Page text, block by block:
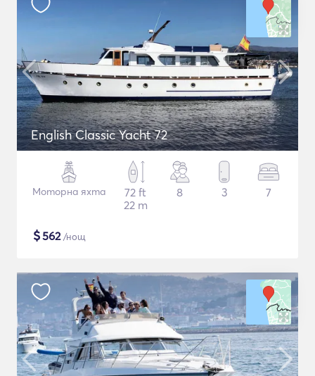
English Classic Yacht 72
Моторна яхта
72 ft
22 m
8 3 7
$562/нощ